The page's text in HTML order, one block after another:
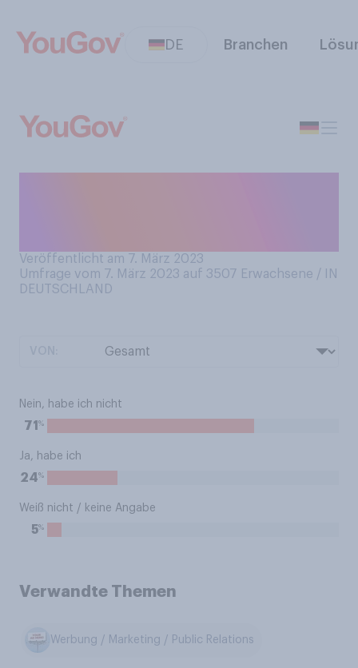
DE Branchen
Veröffentlicht am 7. März 2023
Umfrage vom 7. März 2023 auf 3507 Erwachsene / IN
DEUTSCHLAND
Nein, habe ich nicht
71 %
Ja, habe ich
24%
Weiß nicht / keine Angabe
5%
Verwandte Themen
Werbung / Marketing / Public Relations